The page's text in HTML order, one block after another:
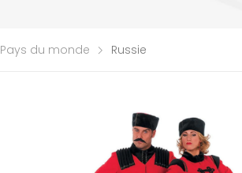
Pays du monde Russie